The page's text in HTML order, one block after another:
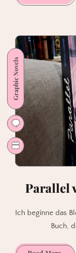
von
von
A.
Wulf
&
L.
Graphic Novels
Parallel
Ich beginne das
Buch,